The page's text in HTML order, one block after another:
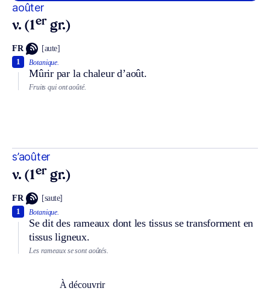
aoûter
v. (1er gr.)
FR [aute]
Botanique.
Mûrir par la chaleur d’août.
1
Fruits qui ont aoûté.
s’aoûter
v. (1er gr.)
FR [saute]
Botanique.
Se dit des rameaux dont les tissus se transforment en
tissus ligneux.
1
Les rameaux se sont aoûtés.
À découvrir